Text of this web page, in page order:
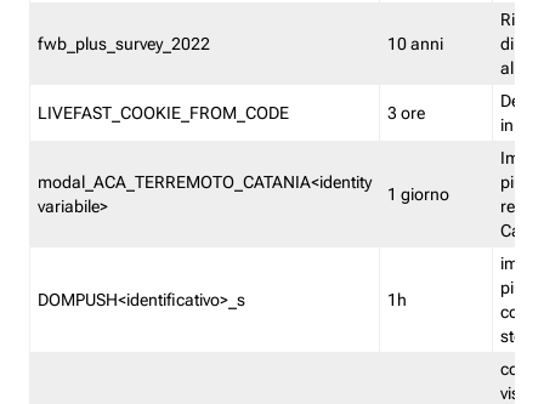
fwb_plus_survey_2022 10 anni
di
LIVEFAST_COOKIE_FROM_CODE 3 ore
in
modal_ACA_TERREMOTO_CATANIA<identity
variabile>
1 giorno
più
DOMPUSH<identificativo>_s 1h
più